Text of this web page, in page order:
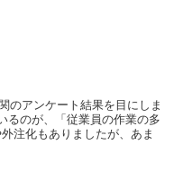
のアンケート結果を目にしま
るのが、「従業員の作業の多
注化もありましたが、あま